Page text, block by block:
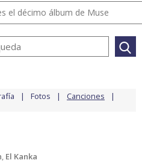
el décimo álbum de Muse
Fotos Canciones
, El Kanka